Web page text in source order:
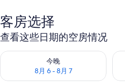
库
客房选择
查看这些日期的空房情况
今晚
8月 6 - 8月 7
查看今晚的空房情况：8月 6 - 8月 7查